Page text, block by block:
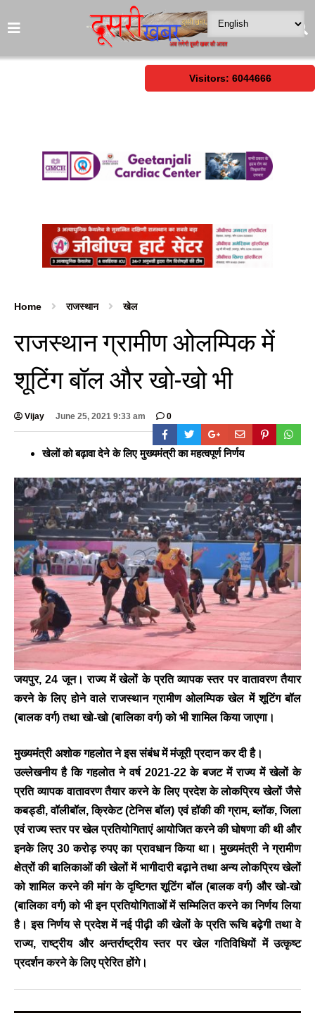
Visitors: 6044666
Home राजस्थान खेल
राजस्थान ग्रामीण ओलम्पिक में
शूटिंग बॉल और खो-खो भी
Vijay June 25, 2021 9:33 am 0
खेलों को बढ़ावा देने के लिए मुख्यमंत्री का महत्वपूर्ण निर्णय
जयपुर, 24 जून। राज्य में खेलों के प्रति व्यापक स्तर पर वातावरण तैयार
करने के लिए होने वाले राजस्थान ग्रामीण ओलम्पिक खेल में शूटिंग बॉल
(बालक वर्ग) तथा खो-खो (बालिका वर्ग) को भी शामिल किया जाएगा।
मुख्यमंत्री अशोक गहलोत ने इस संबंध में मंजूरी प्रदान कर दी है।
उल्लेखनीय है कि गहलोत ने वर्ष 2021-22 के बजट में राज्य में खेलों के
प्रति व्यापक वातावरण तैयार करने के लिए प्रदेश के लोकप्रिय खेेलों जैसे
कबड्डी, वॉलीबॉल, क्रिकेट (टेनिस बॉल) एवं हॉकी की ग्राम, ब्लॉक, जिला
एवं राज्य स्तर पर खेल प्रतियोगिताएं आयोजित करने की घोषणा की थी और
इनके लिए 30 करोड़ रुपए का प्रावधान किया था। मुख्यमंत्री ने ग्रामीण
क्षेत्रों की बालिकाओं की खेलों में भागीदारी बढ़ाने तथा अन्य लोकप्रिय खेलों
को शामिल करने की मांग के दृष्टिगत शूटिंग बॉल (बालक वर्ग) और खो-खो
(बालिका वर्ग) को भी इन प्रतियोगिताओं में सम्मिलित करने का निर्णय लिया
है। इस निर्णय से प्रदेश में नई पीढ़ी की खेलों के प्रति रूचि बढ़ेगी तथा वे
राज्य, राष्ट्रीय और अन्तर्राष्ट्रीय स्तर पर खेल गतिविधियों में उत्कृष्ट
प्रदर्शन करने के लिए प्रेरित होंगे।